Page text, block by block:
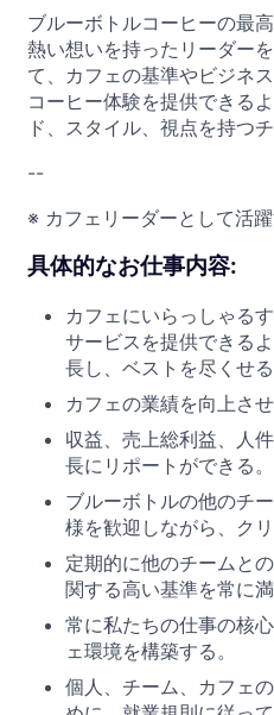
ブルーボトルコーヒーの最
熱い想いを持ったリーダー
て、カフェの基準やビジネ
コーヒー体験を提供できる
ド、スタイル、視点を持つ
--
※ カフェリーダーとして活
具体的なお仕事内容:
カフェにいらっしゃる
サービスを提供できる
長し、ベストを尽くせる
カフェの業績を向上さ
収益、売上総利益、人
長にリポートができる。
ブルーボトルの他のチ
様を歓迎しながら、ク
定期的に他のチームと
関する高い基準を常に
常に私たちの仕事の核
ェ環境を構築する。
個人、チーム、カフェ